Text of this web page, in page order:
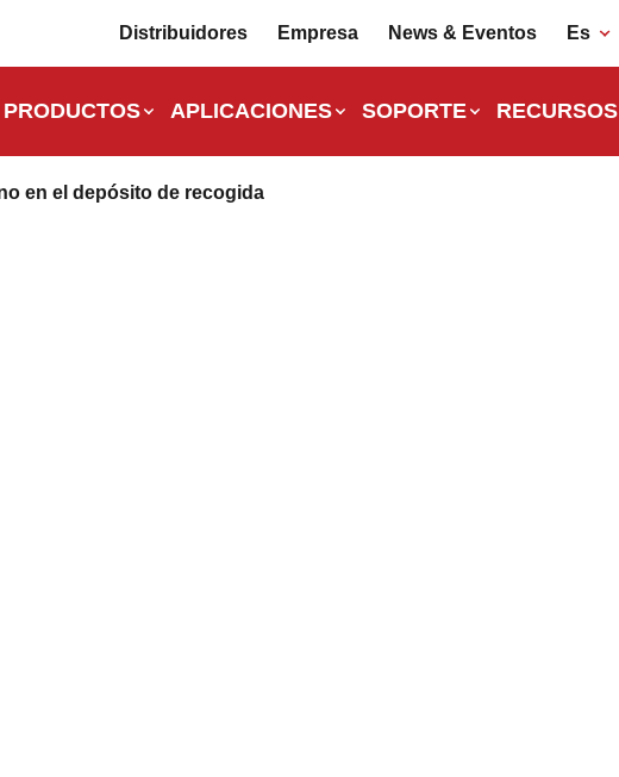
Distribuidores Empresa News & Eventos Es
PRODUCTOS APLICACIONES SOPORTE RECURSOS
en el depósito de recogida